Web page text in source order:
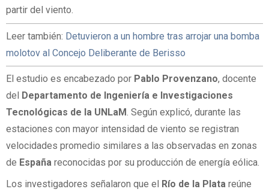
partir del viento.
Leer también: Detuvieron a un hombre tras arrojar una bomba
molotov al Concejo Deliberante de Berisso
El estudio es encabezado por Pablo Provenzano, docente
del
Departamento de Ingeniería e Investigaciones
Tecnológicas de la UNLaM. Según explicó, durante las
estaciones con mayor intensidad de viento se registran
velocidades promedio similares a las observadas en zonas
de España reconocidas por su producción de energía eólica.
Los investigadores señalaron que el Río de la Plata reúne